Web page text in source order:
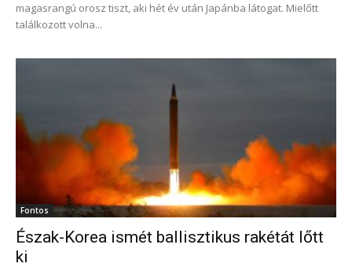
magasrangú orosz tiszt, aki hét év után Japánba látogat. Mielőtt
találkozott volna...
Fontos
Észak-Korea ismét ballisztikus rakétát lőtt
ki